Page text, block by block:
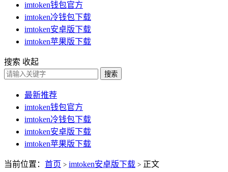
imtoken钱包官方
imtoken冷钱包下载
imtoken安卓版下载
imtoken苹果版下载
搜索 收起
搜索
最新推荐
imtoken钱包官方
imtoken冷钱包下载
imtoken安卓版下载
imtoken苹果版下载
当前位置： 首页 > imtoken安卓版下载 > 正文